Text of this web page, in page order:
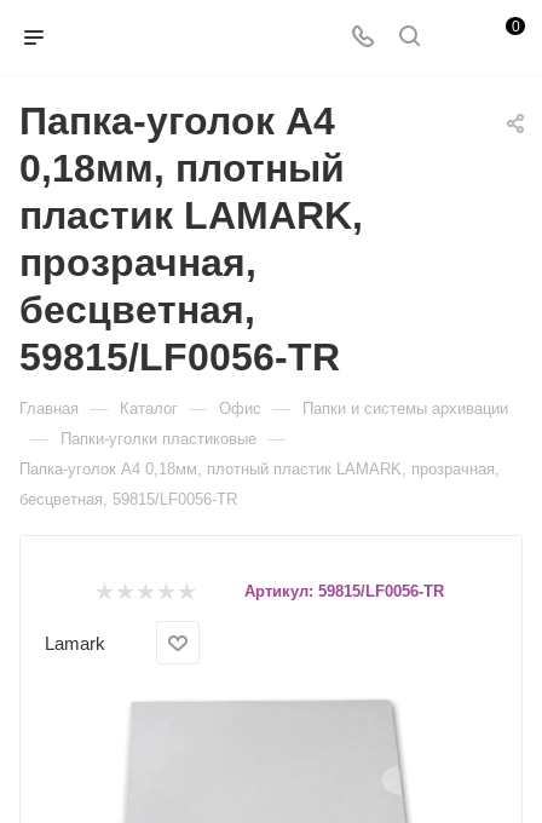
0
Папка-уголок A4
0,18мм, плотный
пластик LAMARK,
прозрачная,
бесцветная,
59815/LF0056-TR
Главная — Каталог — Офис — Папки и системы архивации
— Папки-уголки пластиковые —
Папка-уголок A4 0,18мм, плотный пластик LAMARK, прозрачная,
бесцветная, 59815/LF0056-TR
Артикул: 59815/LF0056-TR
Lamark